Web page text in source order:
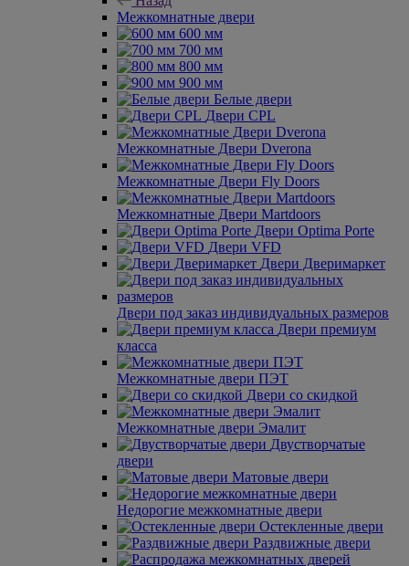
Межкомнатные двери
600 мм
700 мм
800 мм
900 мм
Белые двери
Двери CPL
Межкомнатные Двери Dverona
Межкомнатные Двери Fly Doors
Межкомнатные Двери Martdoors
Двери Optima Porte
Двери VFD
Двери Дверимаркет
Двери под заказ индивидуальных размеров
Двери премиум
класса
Межкомнатные двери ПЭТ
Двери со скидкой
Межкомнатные двери Эмалит
Двустворчатые
двери
Матовые двери
Недорогие межкомнатные двери
Остекленные двери
Раздвижные двери